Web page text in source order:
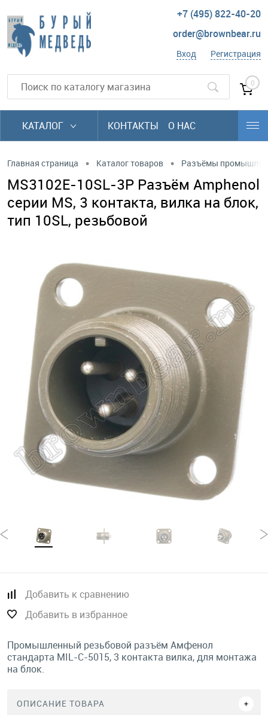
+7 (495) 822-40-20
order@brownbear.ru
Вход Регистрация
0
КАТАЛОГ КОНТАКТЫ О НАС
Главная страница • Каталог товаров • Разъёмы
MS3102E-10SL-3P Разъём Amphenol
серии MS, 3 контакта, вилка на блок,
тип 10SL, резьбовой
Добавить к сравнению
Добавить в избранное
Промышленный резьбовой разъём Амфенол
стандарта MIL-C-5015, 3 контакта вилка, для монтажа
на блок.
ОПИСАНИЕ ТОВАРА